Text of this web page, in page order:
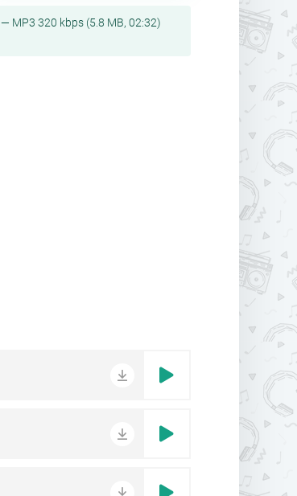
— MP3 320 kbps (5.8 MB, 02:32)